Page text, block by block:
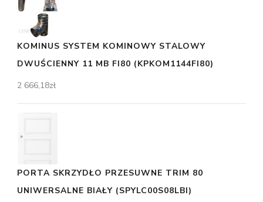
KOMINUS SYSTEM KOMINOWY STALOWY
DWUŚCIENNY 11 MB FI80 (KPKOM1144FI80)
2 666,18zł
PORTA SKRZYDŁO PRZESUWNE TRIM 80
UNIWERSALNE BIAŁY (SPYLC00S08LBI)